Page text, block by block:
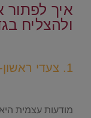
איך לפתור
ולהצליח
1. צעדי ראשון- מודעות עצמית
מודעות עצמית